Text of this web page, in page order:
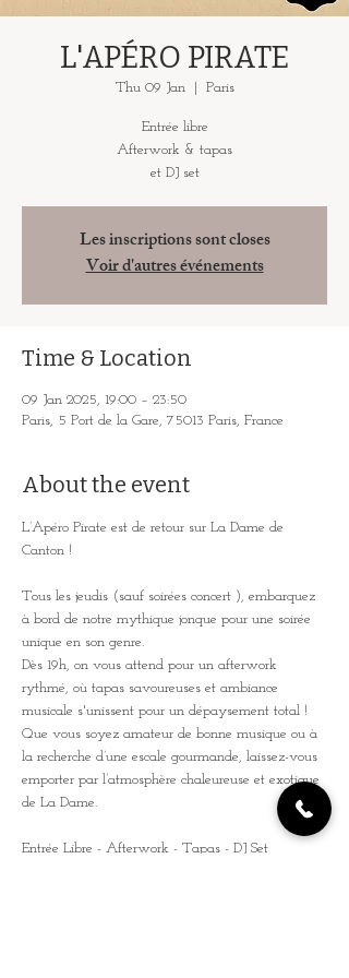
L'APÉRO PIRATE
Thu 09 Jan
  |
Paris
Entrée libre
Afterwork & tapas
et DJ set
Les inscriptions sont closes
Voir d'autres événements
Time & Location
09 Jan 2025, 19:00 – 23:50
Paris, 5 Port de la Gare, 75013 Paris, France
About the event
L’Apéro Pirate est de retour sur La Dame de
Canton !
Tous les jeudis (sauf soirées concert ), embarquez
à bord de notre mythique jonque pour une soirée
unique en son genre.
Dès 19h, on vous attend pour un afterwork
rythmé, où tapas savoureuses et ambiance
musicale s'unissent pour un dépaysement total !
Que vous soyez amateur de bonne musique ou à
la recherche d’une escale gourmande, laissez-vous
emporter par l’atmosphère chaleureuse et exotique
de La Dame.
Entrée Libre - Afterwork - Tapas - DJ Set